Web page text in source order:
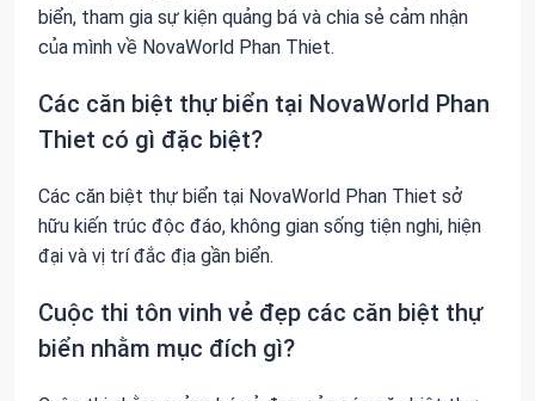
biển, tham gia sự kiện quảng bá và chia sẻ cảm nhận
của mình về NovaWorld Phan Thiet.
Các căn biệt thự biển tại NovaWorld Phan
Thiet có gì đặc biệt?
Các căn biệt thự biển tại NovaWorld Phan Thiet sở
hữu kiến trúc độc đáo, không gian sống tiện nghi, hiện
đại và vị trí đắc địa gần biển.
Cuộc thi tôn vinh vẻ đẹp các căn biệt thự
biển nhằm mục đích gì?